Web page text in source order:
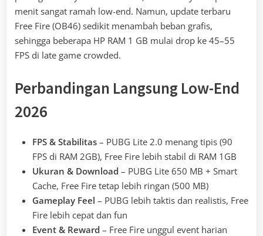
menit sangat ramah low-end. Namun, update terbaru
Free Fire (OB46) sedikit menambah beban grafis,
sehingga beberapa HP RAM 1 GB mulai drop ke 45–55
FPS di late game crowded.
Perbandingan Langsung Low-End
2026
FPS & Stabilitas – PUBG Lite 2.0 menang tipis (90
FPS di RAM 2GB), Free Fire lebih stabil di RAM 1GB
Ukuran & Download – PUBG Lite 650 MB + Smart
Cache, Free Fire tetap lebih ringan (500 MB)
Gameplay Feel – PUBG lebih taktis dan realistis, Free
Fire lebih cepat dan fun
Event & Reward – Free Fire unggul event harian